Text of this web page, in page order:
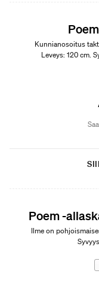
Kunnianosoitus
Leveys: 120 cm.
Ilme on